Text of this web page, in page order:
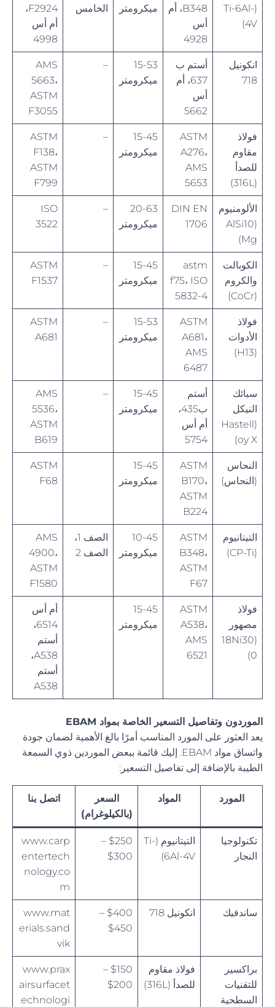
(Ti-6Al-
4V)
B348، أم
أس
4928
ميكرومتر الخامس
F2924،
أم أس
4998
انكونيل
718
أستم ب
637، أم
أس
5662
15-53
ميكرومتر
–
AMS
5663،
ASTM
F3055
فولاذ
مقاوم
للصدأ
(316L)
ASTM
A276،
AMS
5653
15-45
ميكرومتر
–
ASTM
F138،
ASTM
F799
الألومنيوم
(AlSi10
Mg)
DIN EN
1706
20-63
ميكرومتر
–
ISO
3522
الكوبالت
والكروم
(CoCr)
astm
f75، ISO
5832-4
15-45
ميكرومتر
–
ASTM
F1537
فولاذ
الأدوات
(H13)
ASTM
A681،
AMS
6487
15-53
ميكرومتر
–
ASTM
A681
سبائك
النيكل
(Hastell
oy X)
أستم
ب435،
أم أس
5754
15-45
ميكرومتر
–
AMS
5536،
ASTM
B619
النحاس
(النحاس)
ASTM
B170،
ASTM
B224
15-45
ميكرومتر
ASTM
F68
التيتانيوم
(CP-Ti)
ASTM
B348،
ASTM
F67
10-45
ميكرومتر
الصف 1،
الصف 2
AMS
4900،
ASTM
F1580
فولاذ
مصهور
(18Ni30
0)
ASTM
A538،
AMS
6521
15-45
ميكرومتر
أم أس
6514،
أستم
A538،
أستم
A538
الموردون وتفاصيل التسعير الخاصة بمواد EBAM
يعد العثور على المورد المناسب أمرًا بالغ الأهمية لضمان جودة
واتساق مواد EBAM. إليك قائمة ببعض الموردين ذوي السمعة
الطيبة بالإضافة إلى تفاصيل التسعير:
المورد المواد
السعر
(بالكيلوغرام)
اتصل بنا
تكنولوجيا
النجار
التيتانيوم (Ti-
6Al-4V)
$250 –
$300
www.carp
entertech
nology.co
m
ساندفيك انكونيل 718
$400 –
$450
www.mat
erials.sand
vik
براكسير
للتقنيات
السطحية
فولاذ مقاوم
للصدأ (316L)
$150 –
$200
www.prax
airsurfacet
echnologi